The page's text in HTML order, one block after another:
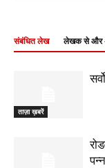
संबंधित लेख लेखक से और
ताज़ा ख़बरें